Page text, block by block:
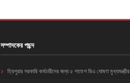
সম্পাদকের পছন্দ
ত্রিপুরার সরকারি কর্মচারীদের জন্য ৫ শতাংশ ডিএ ঘোষণা মুখ্যমন্ত্রীর